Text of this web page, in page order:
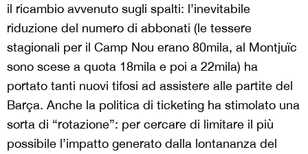
il ricambio avvenuto sugli spalti: l’inevitabile
riduzione del numero di abbonati (le tessere
stagionali per il Camp Nou erano 80mila, al Montjuïc
sono scese a quota 18mila e poi a 22mila) ha
portato tanti nuovi tifosi ad assistere alle partite del
Barça. Anche la politica di ticketing ha stimolato una
sorta di “rotazione”: per cercare di limitare il più
possibile l’impatto generato dalla lontananza del